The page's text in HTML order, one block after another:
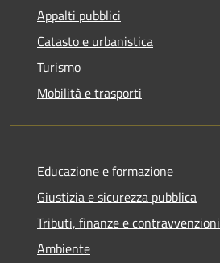
Appalti pubblici
Catasto e urbanistica
Turismo
Mobilità e trasporti
Educazione e formazione
Giustizia e sicurezza pubblica
Tributi, finanze e contravvenzioni
Ambiente